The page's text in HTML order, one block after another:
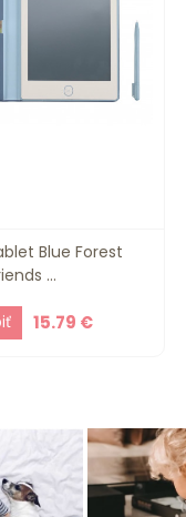
Blue Forest
...
15.79 €